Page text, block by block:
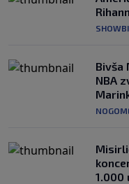
Bivša
NBA
1.000